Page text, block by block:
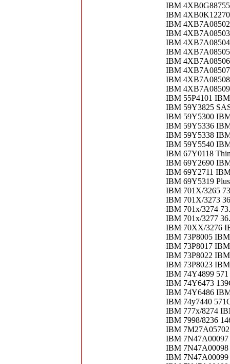
IBM
IBM
IBM
IBM
IBM
IBM
IBM
IBM
IBM
IBM
IBM 55P4101
IBM 59Y3825
IBM 59Y5300
IBM 59Y5336
IBM 59Y5338
IBM 59Y5540
IBM 67Y0118
IBM 69Y2690
IBM 69Y2711
IBM 69Y5319
IBM 701X/3265
IBM 701X/3273
IBM 701x/3274
IBM 701x/3277
IBM 70XX/3276
IBM 73P8005
IBM 73P8017
IBM 73P8022
IBM 73P8023
IBM 74Y4899
IBM 74Y6473
IBM 74Y6486
IBM 74y7440
IBM 777x/8274
IBM 7998/8236
IBM 7M27A05702
IBM 7N47A00097
IBM 7N47A00098
IBM 7N47A00099